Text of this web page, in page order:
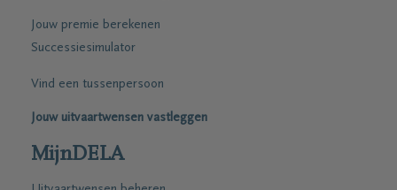
Jouw premie berekenen
Successiesimulator
Vind een tussenpersoon
Jouw uitvaartwensen vastleggen
MijnDELA